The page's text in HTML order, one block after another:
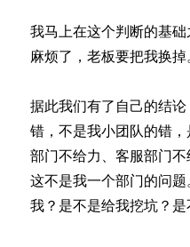
我马上在这个判断的基
麻烦了，老板要把我换掉
据此我们有了自己的结
错，不是我小团队的错
部门不给力、客服部门不
这不是我一个部门的问
我？是不是给我挖坑？